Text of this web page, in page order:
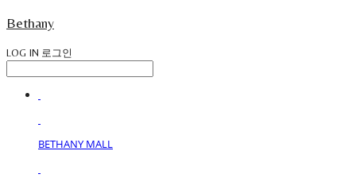
Bethany
LOG IN 로그인
BETHANY MALL